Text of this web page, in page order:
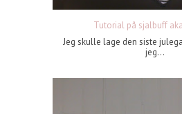
Tutorial på sjalbuff
Jeg skulle lage den siste
jeg...